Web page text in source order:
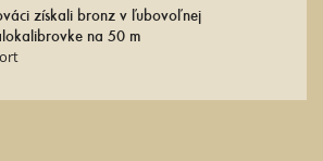
získali bronz v ľubovoľnej
na 50 m